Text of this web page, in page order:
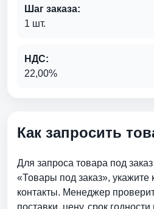
Шаг заказа:
1 шт.
НДС:
22,00%
Как запросить
Для запроса товара под
«Товары под заказ», укажите
контакты. Менеджер
поставки, цену, срок